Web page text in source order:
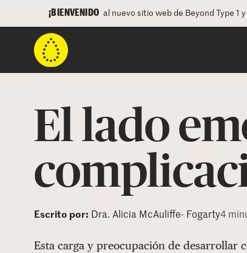
¡BIENVENIDO al nuevo sitio web de Beyond Type 1
El lado
Escrito por: Dra. Alicia McAuliffe- Fogarty4
Esta carga y preocupación de desarrollar